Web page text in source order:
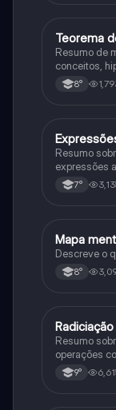
Matematica
Teorema
Resumo de
conceitos,
8°
Matematica
Resumo
expressões
7°
Matematica
Mapa
Descreve o
8°
Matematica
Radiciação
Resumo
operações
9°